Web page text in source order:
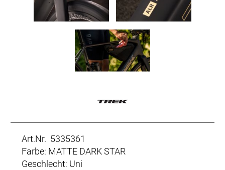
Art.Nr. 5335361
Farbe: MATTE DARK STAR
Geschlecht: Uni